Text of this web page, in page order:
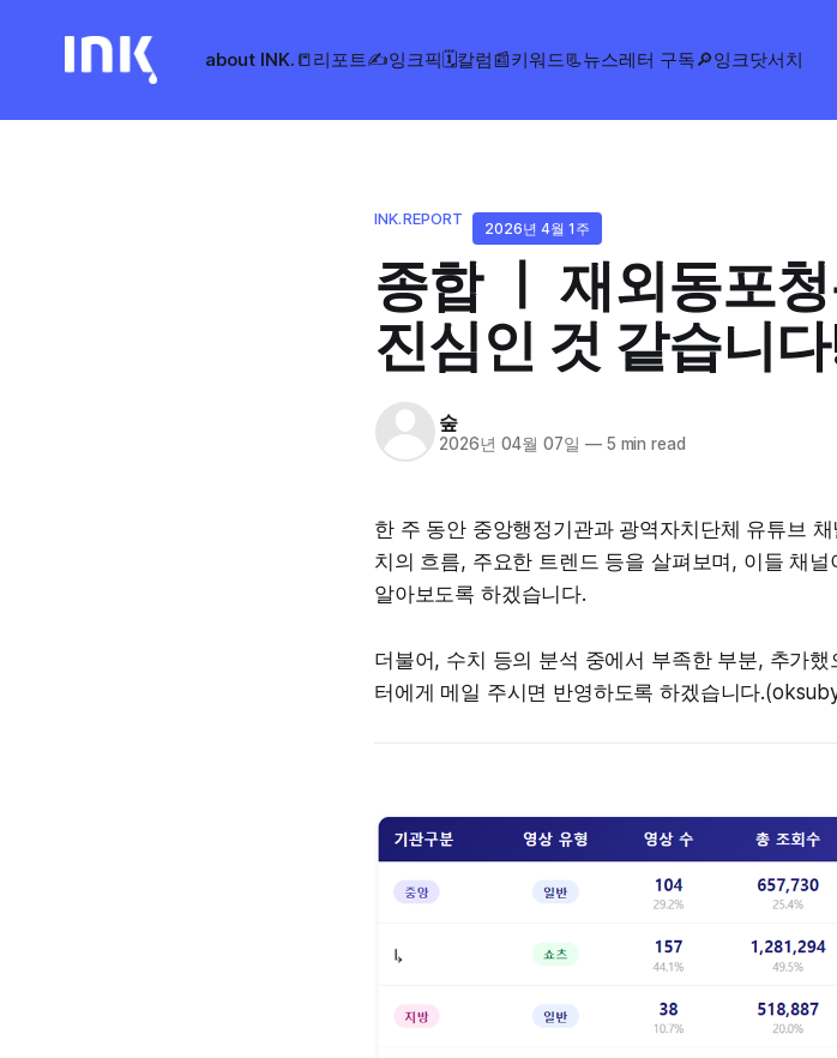
about INK.📒리포트✍️잉크픽🗓️칼럼📰키워드📃뉴스레터 구독🔎잉크닷서치
INK.REPORT
2026년 4월 1주
종합 ㅣ 재외동포
진심인 것 같습니
숲
2026년 04월 07일 —5 min read
한 주 동안 중앙행정기관과 광역자치단체 유튜브
치의 흐름, 주요한 트렌드 등을 살펴보며, 이들 채
알아보도록 하겠습니다.
더불어, 수치 등의 분석 중에서 부족한 부분, 추가
터에게 메일 주시면 반영하도록 하겠습니다